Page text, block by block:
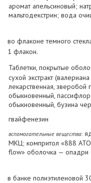
аромат апельсиновый;
мальтодекстрин; вода
во флаконе темного
1 флакон.
Таблетки, покрытые
сухой экстракт
лекарственная,
обыкновенный,
обыкновенный, бузина
гвайфенезин
вспомогательные вещества:
МКЦ; компритол «888
flow» оболочка —
в банке полиэтиленовой